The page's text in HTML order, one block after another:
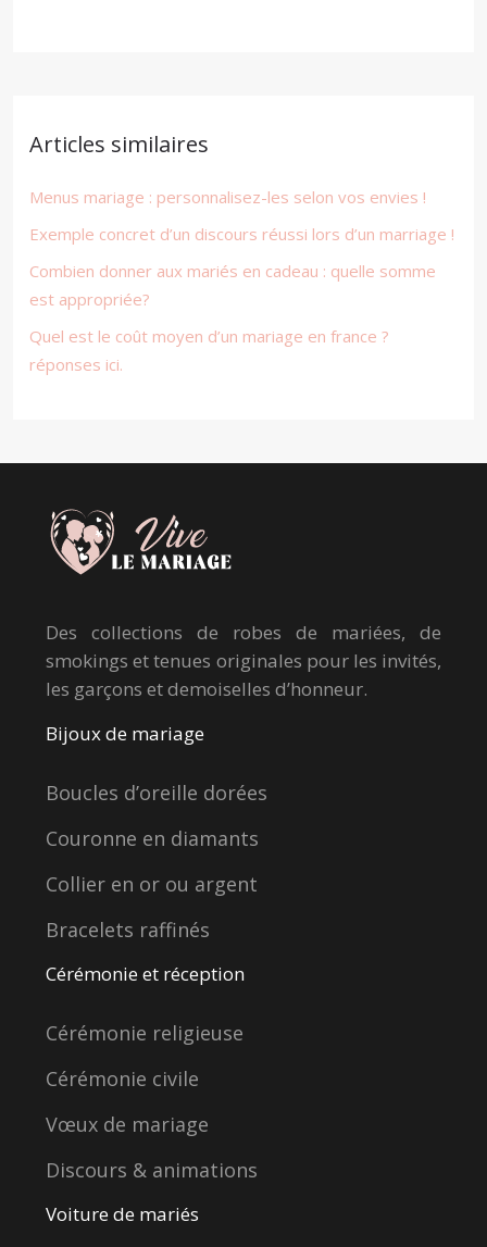
Articles similaires
Menus mariage : personnalisez-les selon vos envies !
Exemple concret d’un discours réussi lors d’un marriage !
Combien donner aux mariés en cadeau : quelle somme
est appropriée?
Quel est le coût moyen d’un mariage en france ?
réponses ici.
Des collections de robes de mariées, de
smokings et tenues originales pour les invités,
les garçons et demoiselles d’honneur.
Bijoux de mariage
Boucles d’oreille dorées
Couronne en diamants
Collier en or ou argent
Bracelets raffinés
Cérémonie et réception
Cérémonie religieuse
Cérémonie civile
Vœux de mariage
Discours & animations
Voiture de mariés